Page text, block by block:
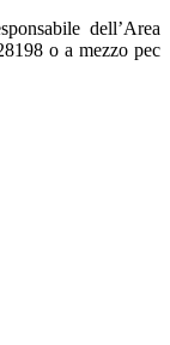
dell’Area
o a mezzo pec